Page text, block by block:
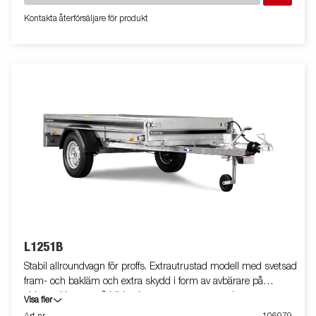
Vagnen på bilden kan vara extrautrustad.
Kontakta återförsäljare för produkt
L1251B
Stabil allroundvagn för proffs. Extrautrustad modell med svetsad
fram- och bakläm och extra skydd i form av avbärare på
sidorna. Vagnen på bilden kan vara extrautrustad.
Visa fler